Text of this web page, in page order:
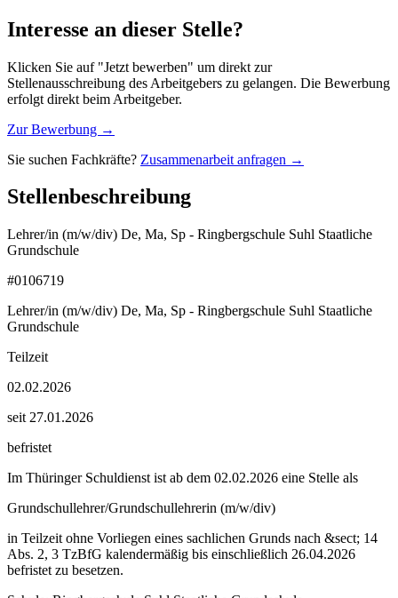
Interesse an dieser Stelle?
Klicken Sie auf "Jetzt bewerben" um direkt zur
Stellenausschreibung des Arbeitgebers zu gelangen. Die Bewerbung
erfolgt direkt beim Arbeitgeber.
Zur Bewerbung →
Sie suchen Fachkräfte? Zusammenarbeit anfragen →
Stellenbeschreibung
Lehrer/in (m/w/div) De, Ma, Sp - Ringbergschule Suhl Staatliche
Grundschule
#0106719
Lehrer/in (m/w/div) De, Ma, Sp - Ringbergschule Suhl Staatliche
Grundschule
Teilzeit
02.02.2026
seit 27.01.2026
befristet
Im Thüringer Schuldienst ist ab dem 02.02.2026 eine Stelle als
Grundschullehrer/Grundschullehrerin (m/w/div)
in Teilzeit ohne Vorliegen eines sachlichen Grunds nach &sect; 14
Abs. 2, 3 TzBfG kalendermäßig bis einschließlich 26.04.2026
befristet zu besetzen.